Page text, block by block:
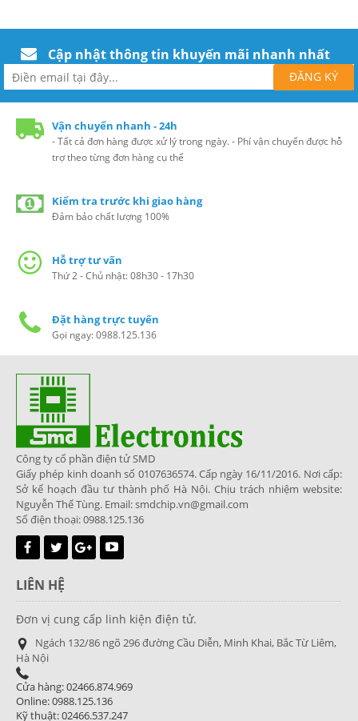
Cập nhật thông tin khuyến mãi nhanh nhất
Vận chuyển nhanh - 24h
- Tất cả đơn hàng được xử lý trong ngày. - Phí vận chuyển được hỗ
trợ theo từng đơn hàng cụ thể
Kiểm tra trước khi giao hàng
Đảm bảo chất lượng 100%
Hỗ trợ tư vấn
Thứ 2 - Chủ nhật: 08h30 - 17h30
Đặt hàng trực tuyến
Gọi ngay: 0988.125.136
Công ty cổ phần điện tử SMD
Giấy phép kinh doanh số 0107636574. Cấp ngày 16/11/2016. Nơi cấp:
Sở kế hoạch đầu tư thành phố Hà Nội. Chịu trách nhiệm website:
Nguyễn Thế Tùng. Email: smdchip.vn@gmail.com
Số điện thoại: 0988.125.136
LIÊN HỆ
Đơn vị cung cấp linh kiện điện tử.
Ngách 132/86 ngõ 296 đường Cầu Diễn, Minh Khai, Bắc Từ Liêm,
Hà Nội
Cửa hàng: 02466.874.969
Online: 0988.125.136
Kỹ thuật: 02466.537.247